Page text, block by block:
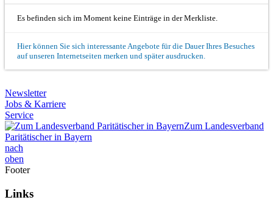
Es befinden sich im Moment keine Einträge in der Merkliste.
Hier können Sie sich interessante Angebote für die Dauer Ihres Besuches
auf unseren Internetseiten merken und später ausdrucken.
Newsletter
Jobs & Karriere
Service
Zum Landesverband
Paritätischer in Bayern
nach
oben
Footer
Links